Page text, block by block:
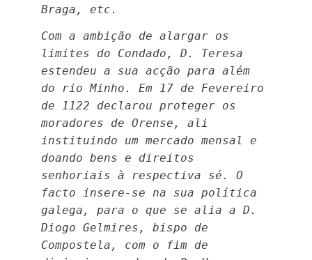
Braga, etc.
Com a ambição de alargar os
limites do Condado, D. Teresa
estendeu a sua acção para além
do rio Minho. Em 17 de Fevereiro
de 1122 declarou proteger os
moradores de Orense, ali
instituindo um mercado mensal e
doando bens e direitos
senhoriais à respectiva sé. O
facto insere-se na sua política
galega, para o que se alia a D.
Diogo Gelmires, bispo de
Compostela, com o fim de